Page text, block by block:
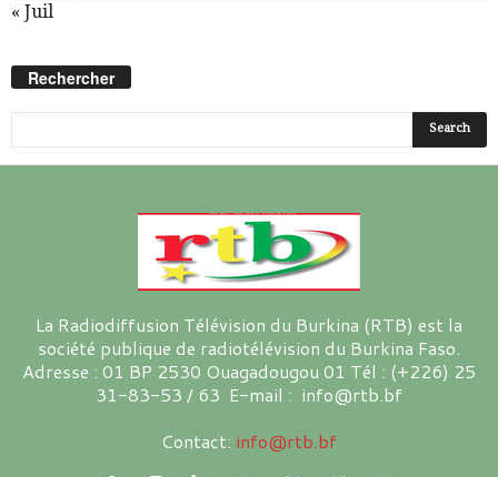
« Juil
Rechercher
La Radiodiffusion Télévision du Burkina (RTB) est la
société publique de radiotélévision du Burkina Faso.
Adresse : 01 BP 2530 Ouagadougou 01 Tél : (+226) 25
31-83-53 / 63 E-mail : info@rtb.bf
Contact: info@rtb.bf